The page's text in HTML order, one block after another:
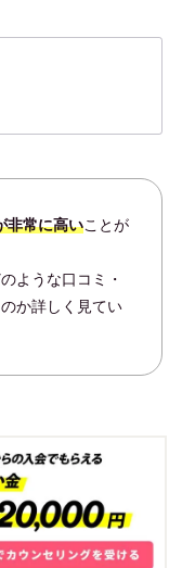
非常に高いことが
ような口コミ・
か詳しく見てい